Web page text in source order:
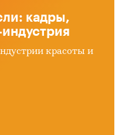
кадры,
красоты и